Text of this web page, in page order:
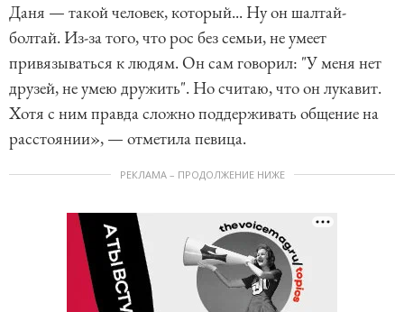
Даня — такой человек, который... Ну он шалтай-
болтай. Из-за того, что рос без семьи, не умеет
привязываться к людям. Он сам говорил: "У меня нет
друзей, не умею дружить". Но считаю, что он лукавит.
Хотя с ним правда сложно поддерживать общение на
расстоянии», — отметила певица.
РЕКЛАМА – ПРОДОЛЖЕНИЕ НИЖЕ